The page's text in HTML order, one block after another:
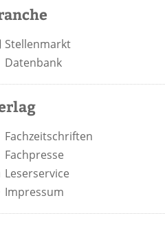
Stellenmarkt
Datenbank
Fachzeitschriften
Fachpresse
Leserservice
Impressum